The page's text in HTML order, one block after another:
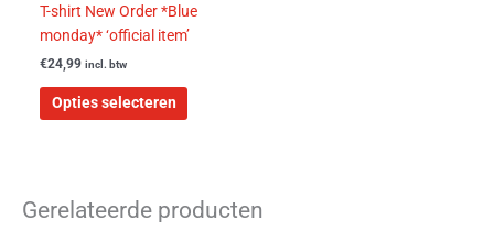
T-shirt New Order *Blue
monday* ‘official item’
€24,99 incl. btw
Opties selecteren
de
Gerelateerde producten